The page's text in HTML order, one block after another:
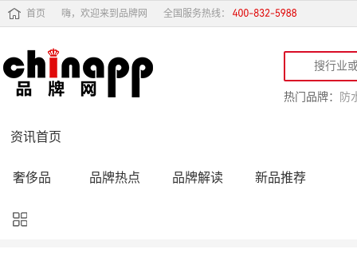
首页 嗨，欢迎来到品牌网 全国服务热线：
热门品牌： 防
资讯首页
奢侈品 品牌热点 品牌解读 新品推荐
品牌黑榜